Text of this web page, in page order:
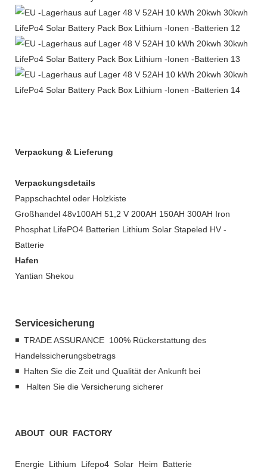
Verpackung & Lieferung
Verpackungsdetails
Pappschachtel oder Holzkiste
Großhandel 48v100AH ​​51,2 V 200AH 150AH 300AH Iron
Phosphat LifePO4 Batterien Lithium Solar Stapeled HV -
Batterie
Hafen
Yantian Shekou
Servicesicherung
◾ TRADE ASSURANCE 100% Rückerstattung des
Handelssicherungsbetrags
◾ Halten Sie die Zeit und Qualität der Ankunft bei
◾ Halten Sie die Versicherung sicherer
ABOUT OUR FACTORY
Energie Lithium Lifepo4 Solar Heim Batterie